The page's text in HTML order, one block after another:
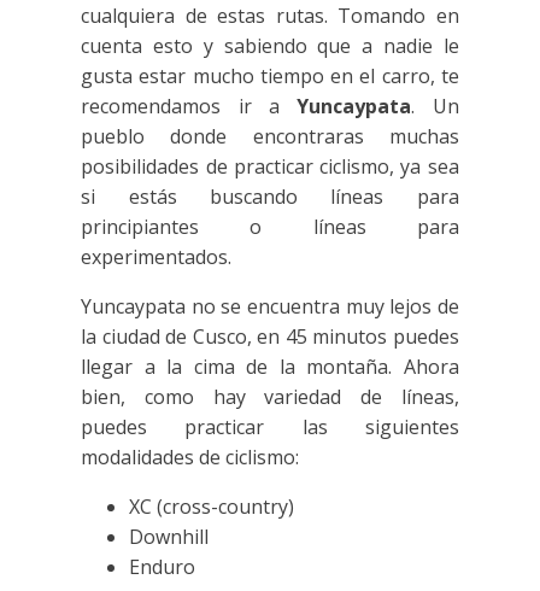
cualquiera de estas rutas. Tomando en
cuenta esto y sabiendo que a nadie le
gusta estar mucho tiempo en el carro, te
recomendamos ir aYuncaypata. Un
pueblo donde encontraras muchas
posibilidades de practicar ciclismo, ya sea
si estás buscando líneas para
principiantes o líneas para
experimentados.
Yuncaypata no se encuentra muy lejos de
la ciudad de Cusco, en 45 minutos puedes
llegar a la cima de la montaña. Ahora
bien, como hay variedad de líneas,
puedes practicar las siguientes
modalidades de ciclismo:
XC (cross-country)
Downhill
Enduro